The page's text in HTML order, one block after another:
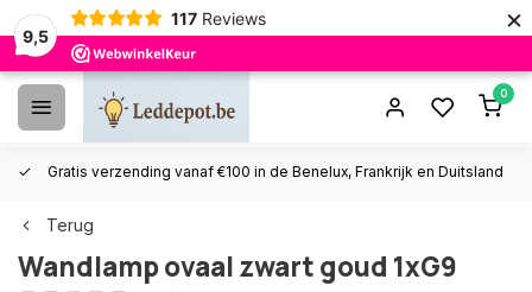
9,5
117 Reviews ×
0
Gratis verzending vanaf €100 in de Benelux, Frankrijk en Duitsland
Terug
Wandlamp ovaal zwart goud 1xG9